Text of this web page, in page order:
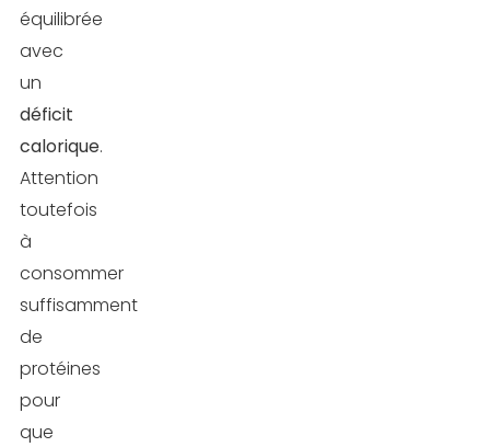
équilibrée
avec
un
déficit
calorique.
Attention
toutefois
à
consommer
suffisamment
de
protéines
pour
que